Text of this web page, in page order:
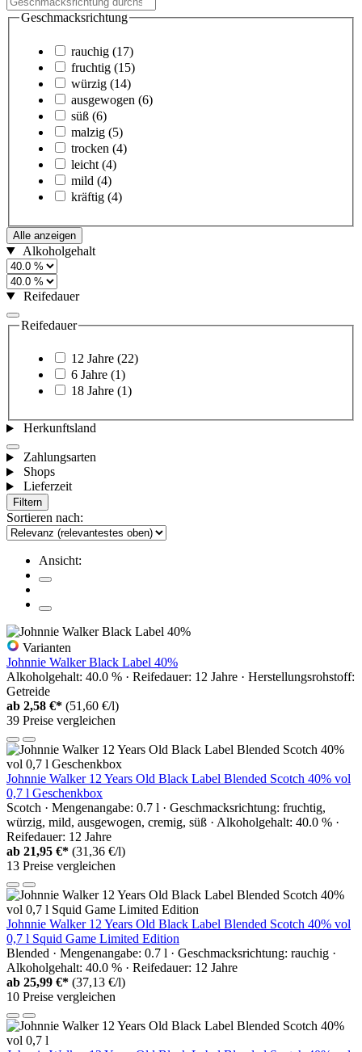
Geschmacksrichtung
rauchig (17)
fruchtig (15)
würzig (14)
ausgewogen (6)
süß (6)
malzig (5)
trocken (4)
leicht (4)
mild (4)
kräftig (4)
Alle anzeigen
Alkoholgehalt
Reifedauer
Reifedauer
12 Jahre (22)
6 Jahre (1)
18 Jahre (1)
Herkunftsland
Zahlungsarten
Shops
Lieferzeit
Filtern
Sortieren nach:
Ansicht:
Varianten
Johnnie Walker Black Label 40%
Alkoholgehalt: 40.0 % · Reifedauer: 12 Jahre · Herstellungsrohstoff:
Getreide
ab 2,58 €* (51,60 €/l)
39 Preise vergleichen
Johnnie Walker 12 Years Old Black Label Blended Scotch 40% vol
0,7 l Geschenkbox
Scotch · Mengenangabe: 0.7 l · Geschmacksrichtung: fruchtig,
würzig, mild, ausgewogen, cremig, süß · Alkoholgehalt: 40.0 % ·
Reifedauer: 12 Jahre
ab 21,95 €* (31,36 €/l)
13 Preise vergleichen
Johnnie Walker 12 Years Old Black Label Blended Scotch 40% vol
0,7 l Squid Game Limited Edition
Blended · Mengenangabe: 0.7 l · Geschmacksrichtung: rauchig ·
Alkoholgehalt: 40.0 % · Reifedauer: 12 Jahre
ab 25,99 €* (37,13 €/l)
10 Preise vergleichen